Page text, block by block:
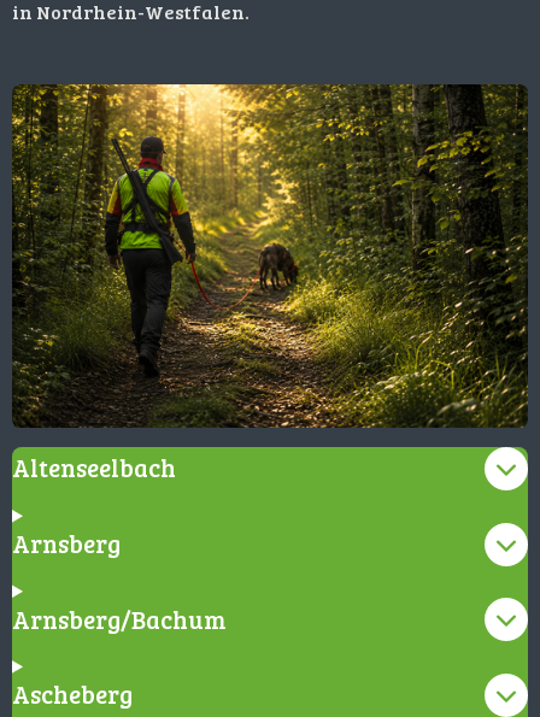
in Nordrhein-Westfalen.
Altenseelbach
Arnsberg
Arnsberg/Bachum
Ascheberg